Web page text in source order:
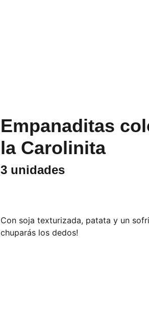
Empanaditas
la Carolinita
3 unidades
Con soja texturizada, patata y un
chuparás los dedos!